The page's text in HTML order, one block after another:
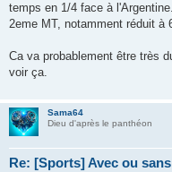
temps en 1/4 face à
2eme MT, notamment réduit à
Ca va probablement être très
voir ça.
Sama64
Dieu d'après le panthéon
Re: [Sports] Avec ou